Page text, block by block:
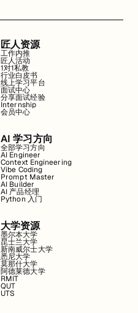
匠人资源
工作内推
匠人活动
1对1私教
行业白皮书
线上学习平台
面试中心
分享面试经验
Internship
会员中心
AI 学习方向
全部学习方向
AI Engineer
Context Engineering
Vibe Coding
Prompt Master
AI Builder
AI 产品经理
Python 入门
大学资源
墨尔本大学
昆士兰大学
新南威尔士大学
悉尼大学
莫那什大学
阿德莱德大学
RMIT
QUT
UTS